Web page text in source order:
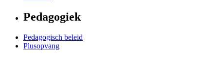
Pedagogiek
Pedagogisch beleid
Plusopvang